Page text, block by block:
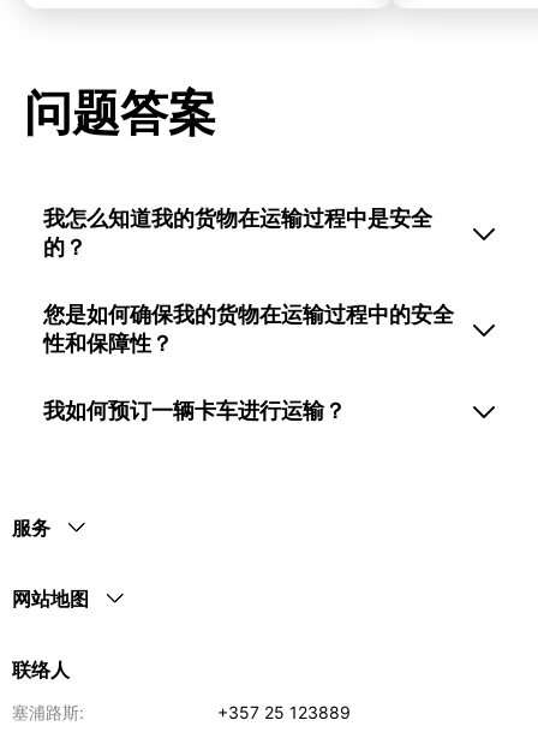
问题答案
我怎么知道我的货物在运输过程中是安全
的？
您是如何确保我的货物在运输过程中的安全
性和保障性？
我如何预订一辆卡车进行运输？
服务
网站地图
联络人
塞浦路斯:
+357 25 123889